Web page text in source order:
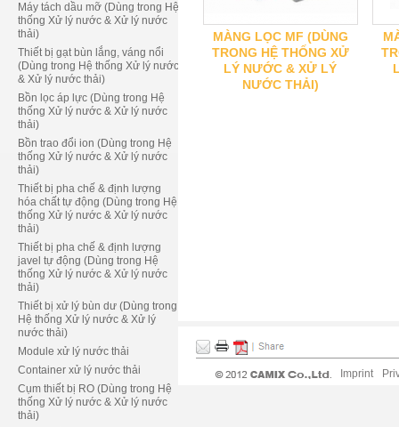
Máy tách dầu mỡ (Dùng trong Hệ
thống Xử lý nước & Xử lý nước
thải)
Thiết bị gạt bùn lắng, váng nổi
(Dùng trong Hệ thống Xử lý nước
& Xử lý nước thải)
Bồn lọc áp lực (Dùng trong Hệ
thống Xử lý nước & Xử lý nước
thải)
Bồn trao đổi ion (Dùng trong Hệ
thống Xử lý nước & Xử lý nước
thải)
Thiết bị pha chế & định lượng
hóa chất tự động (Dùng trong Hệ
thống Xử lý nước & Xử lý nước
thải)
Thiết bị pha chế & định lượng
javel tự động (Dùng trong Hệ
thống Xử lý nước & Xử lý nước
thải)
Thiết bị xử lý bùn dư (Dùng trong
Hệ thống Xử lý nước & Xử lý
nước thải)
Module xử lý nước thải
Container xử lý nước thải
Cụm thiết bị RO (Dùng trong Hệ
thống Xử lý nước & Xử lý nước
thải)
MÀNG LỌC MF (DÙNG
TRONG HỆ THỐNG XỬ
LÝ NƯỚC & XỬ LÝ
NƯỚC THẢI)
Imprint